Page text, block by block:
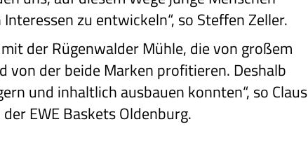
zu entwickeln“, so Steffen Zeller.
der Rügenwalder Mühle, die von großem
der beide Marken profitieren. Deshalb
und inhaltlich ausbauen konnten“, so Claus
EWE Baskets Oldenburg.